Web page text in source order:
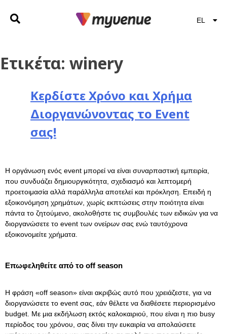
EL
EN
Ετικέτα: winery
Κερδίστε Χρόνο και Χρήμα
Διοργανώνοντας το Event
σας!
Η οργάνωση ενός event μπορεί να είναι συναρπαστική εμπειρία,
που συνδυάζει δημιουργικότητα, σχεδιασμό και λεπτομερή
προετοιμασία αλλά παράλληλα αποτελεί και πρόκληση. Επειδή η
εξοικονόμηση χρημάτων, χωρίς εκπτώσεις στην ποιότητα είναι
πάντα το ζητούμενο, ακολοθήστε τις συμβουλές των ειδικών για να
διοργανώσετε το event των ονείρων σας ενώ ταυτόχρονα
εξοικονομείτε χρήματα.
Επωφεληθείτε από το off season
Η φράση «οff season» είναι ακριβώς αυτό που χρειάζεστε, για να
διοργανώσετε το event σας, εάν θέλετε να διαθέσετε περιορισμένο
budget. Με μια εκδήλωση εκτός καλοκαιριού, που είναι η πιο busy
περίοδος του χρόνου, σας δίνει την ευκαιρία να απολαύσετε